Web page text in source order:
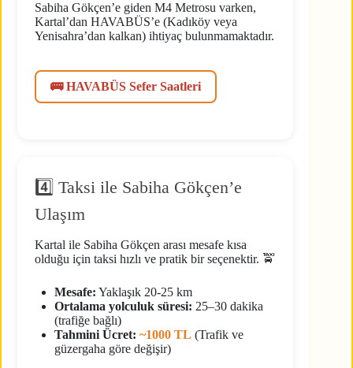
Sabiha Gökçen’e giden M4 Metrosu varken,
Kartal’dan HAVABÜS’e (Kadıköy veya
Yenisahra’dan kalkan) ihtiyaç bulunmamaktadır.
🚌 HAVABÜS Sefer Saatleri
4️⃣ Taksi ile Sabiha Gökçen’e
Ulaşım
Kartal ile Sabiha Gökçen arası mesafe kısa
olduğu için taksi hızlı ve pratik bir seçenektir. 🚖
Mesafe: Yaklaşık 20-25 km
Ortalama yolculuk süresi: 25–30 dakika
(trafiğe bağlı)
Tahmini Ücret: ~1000 TL (Trafik ve
güzergaha göre değişir)